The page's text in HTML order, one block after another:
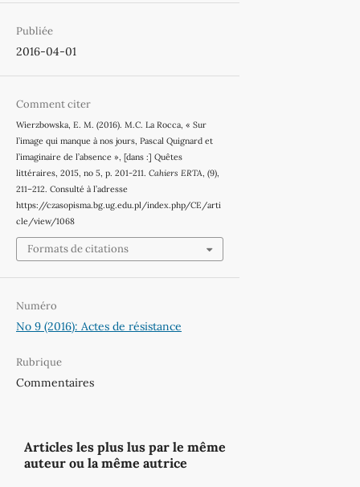
Publiée
2016-04-01
Comment citer
Wierzbowska, E. M. (2016). M.C. La Rocca, « Sur
l’image qui manque à nos jours, Pascal Quignard et
l’imaginaire de l’absence », [dans :] Quêtes
littéraires, 2015, no 5, p. 201-211. Cahiers ERTA , (9),
211–212. Consulté à l’adresse
https://czasopisma.bg.ug.edu.pl/index.php/CE/arti
cle/view/1068
Formats de citations
Numéro
No 9 (2016): Actes de résistance
Rubrique
Commentaires
Articles les plus lus par le même
auteur ou la même autrice